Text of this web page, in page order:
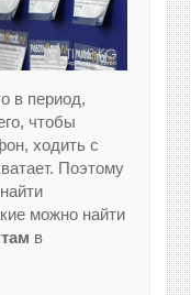
в период,
чтобы
ходить с
Поэтому
можно найти
в